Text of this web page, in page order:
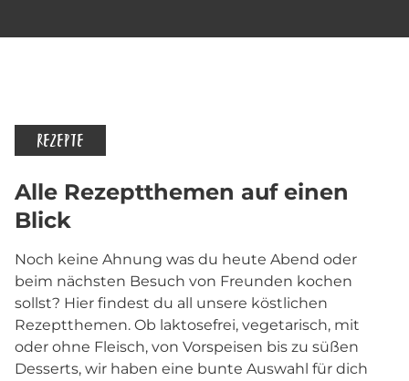
REZEPTE
Alle Rezeptthemen auf einen
Blick
Noch keine Ahnung was du heute Abend oder
beim nächsten Besuch von Freunden kochen
sollst? Hier findest du all unsere köstlichen
Rezeptthemen. Ob laktosefrei, vegetarisch, mit
oder ohne Fleisch, von Vorspeisen bis zu süßen
Desserts, wir haben eine bunte Auswahl für dich